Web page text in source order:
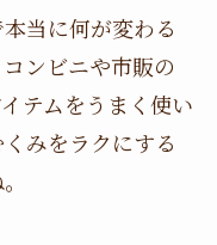
当に何が変わる
ンビニや市販の
テムをうまく使い
みをラクにする